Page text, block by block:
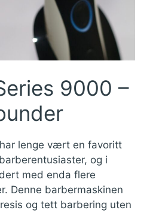
9000 –
lenge vært en favoritt
og i
med enda flere
Denne barbermaskinen
og tett barbering uten